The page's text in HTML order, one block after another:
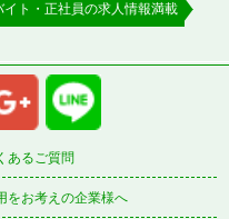
イト・正社員の求人情報満載
あるご質問
をお考えの企業様へ